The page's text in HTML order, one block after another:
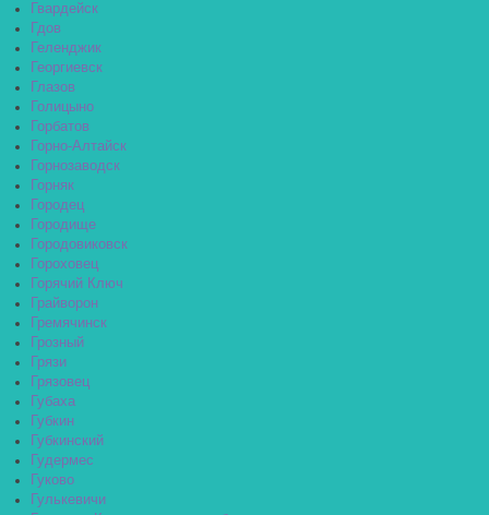
Гвардейск
Гдов
Геленджик
Георгиевск
Глазов
Голицыно
Горбатов
Горно-Алтайск
Горнозаводск
Горняк
Городец
Городище
Городовиковск
Гороховец
Горячий Ключ
Грайворон
Гремячинск
Грозный
Грязи
Грязовец
Губаха
Губкин
Губкинский
Гудермес
Гуково
Гулькевичи